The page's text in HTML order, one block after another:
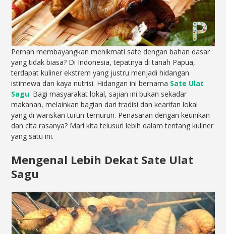
Pernah membayangkan menikmati sate dengan bahan dasar
yang tidak biasa? Di Indonesia, tepatnya di tanah Papua,
terdapat kuliner ekstrem yang justru menjadi hidangan
istimewa dan kaya nutrisi. Hidangan ini bernama Sate Ulat
Sagu. Bagi masyarakat lokal, sajian ini bukan sekadar
makanan, melainkan bagian dari tradisi dan kearifan lokal
yang di wariskan turun-temurun. Penasaran dengan keunikan
dan cita rasanya? Mari kita telusuri lebih dalam tentang kuliner
yang satu ini.
Mengenal Lebih Dekat Sate Ulat
Sagu